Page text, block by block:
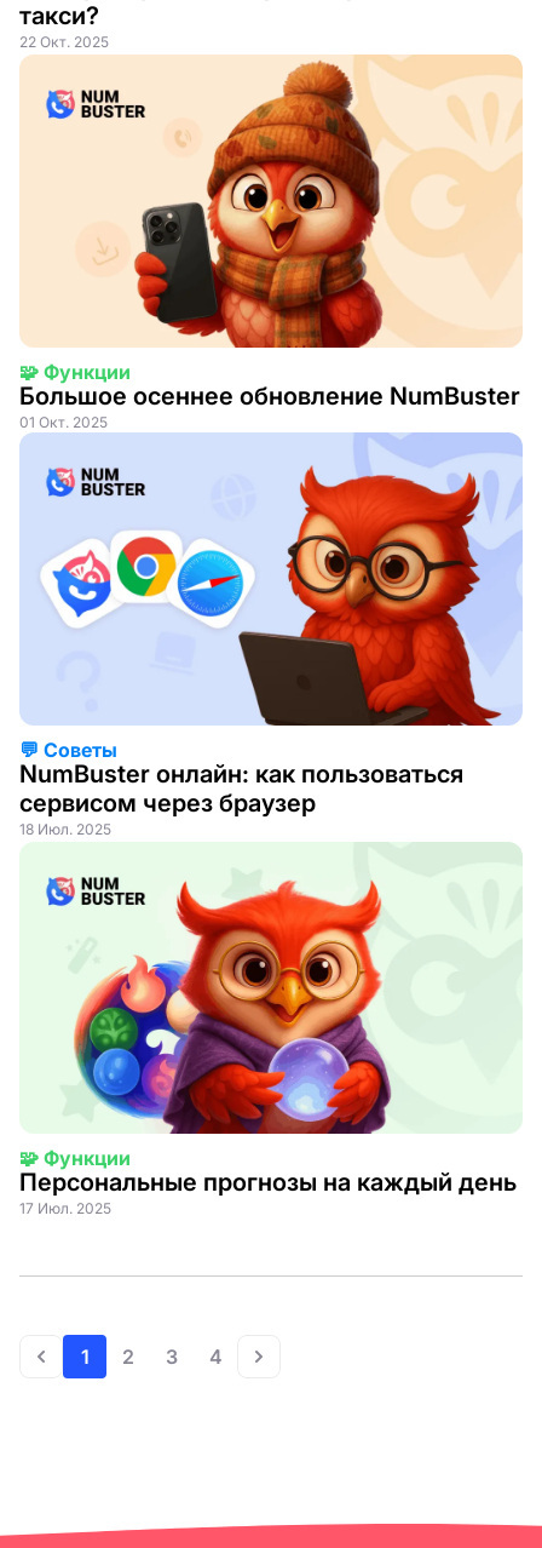
такси?
22 Окт. 2025
🧩 Функции
Большое осеннее обновление NumBuster
01 Окт. 2025
💬 Советы
NumBuster онлайн: как пользоваться
сервисом через браузер
18 Июл. 2025
🧩 Функции
Персональные прогнозы на каждый день
17 Июл. 2025
1 2 3 4